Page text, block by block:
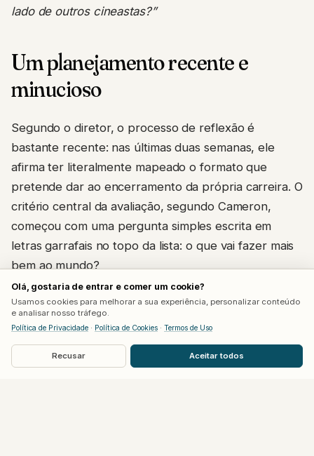
lado de outros cineastas?”
Um planejamento recente e
minucioso
Segundo o diretor, o processo de reflexão é
bastante recente: nas últimas duas semanas, ele
afirma ter literalmente mapeado o formato que
pretende dar ao encerramento da própria carreira. O
critério central da avaliação, segundo Cameron,
começou com uma pergunta simples escrita em
letras garrafais no topo da lista: o que vai fazer mais
bem ao mundo?
A partir daí, ele revisou todos os projetos pelos quais
nutre maior afeto, questionando como cada um
futuro melhor para a próxima geração, incluindo os
Olá, gostaria de entrar e comer um cookie?
Usamos cookies para melhorar a sua experiência, personalizar conteúdo
e analisar nosso tráfego.
Política de Privacidade · Política de Cookies · Termos de Uso
Recusar Aceitar todos